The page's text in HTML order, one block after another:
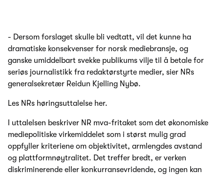
- Dersom forslaget skulle bli vedtatt, vil det kunne ha
dramatiske konsekvenser for norsk mediebransje, og
ganske umiddelbart svekke publikums vilje til å betale for
seriøs journalistikk fra redaktørstyrte medier, sier NRs
generalsekretær Reidun Kjelling Nybø.
Les NRs høringsuttalelse her.
I uttalelsen beskriver NR mva-fritaket som det økonomiske
mediepolitiske virkemiddelet som i størst mulig grad
oppfyller kriteriene om objektivitet, armlengdes avstand
og plattformnøytralitet. Det treffer bredt, er verken
diskriminerende eller konkurransevridende, og ingen kan